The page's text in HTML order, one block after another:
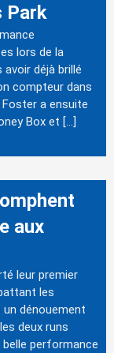
Park
lors de la
avoir déjà brillé
compteur dans
a ensuite
Box et […]
aux
leur premier
les
dénouement
deux runs
belle performance